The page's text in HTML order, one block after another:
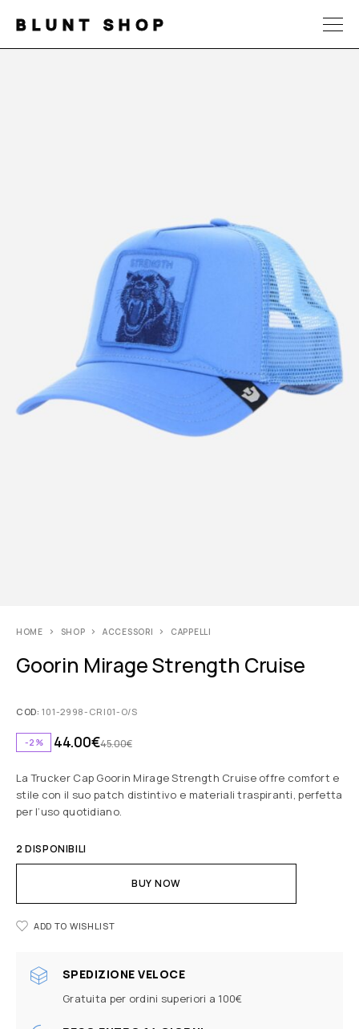
BLUNT SHOP
HOME SHOP ACCESSORI CAPPELLI
Goorin Mirage Strength Cruise
COD:101-2998-CRI01-O/S
-2% 45.00€
44.00€
La Trucker Cap Goorin Mirage Strength Cruise offre comfort e
stile con il suo patch distintivo e materiali traspiranti, perfetta
per l’uso quotidiano.
2 DISPONIBILI
BUY NOW
ADD TO WISHLIST
SPEDIZIONE VELOCE
Gratuita per ordini superiori a 100€